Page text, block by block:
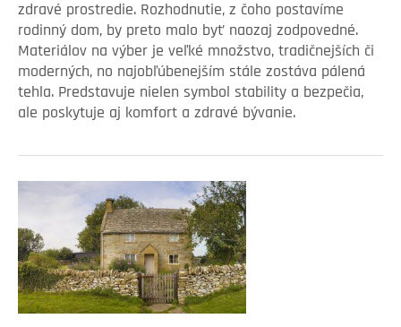
zdravé prostredie. Rozhodnutie, z čoho postavíme
rodinný dom, by preto malo byť naozaj zodpovedné.
Materiálov na výber je veľké množstvo, tradičnejších či
moderných, no najobľúbenejším stále zostáva pálená
tehla. Predstavuje nielen symbol stability a bezpečia,
ale poskytuje aj komfort a zdravé bývanie.